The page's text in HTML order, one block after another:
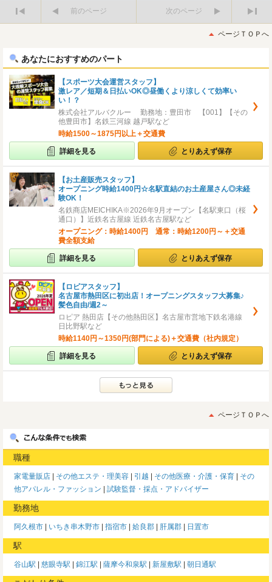
前のページ
次のページ
後
ページＴＯＰへ
あなたにおすすめのパート
【スポーツ大会運営スタッフ】
激レア／短期＆日払いOK◎昼働くより涼しくて効率い
い！？
株式会社アルバクルー 勤務地：豊田市 【001】【その
他豊田市】名鉄三河線 越戸駅など
時給1500～1875円以上＋交通費
詳細を見る とりあえず保存
【お土産販売スタッフ】
オープニング時給1400円☆名駅直結のお土産屋さん◎未経
験OK！
名鉄商店MEICHIKA※2026年9月オープン【名駅東口（桜
通口）】近鉄名古屋線 近鉄名古屋駅など
オープニング：時給1400円 通常：時給1200円～＋交通
費全額支給
詳細を見る とりあえず保存
【ロピアスタッフ】
名古屋市熱田区に初出店！オープニングスタッフ大募集♪
髪色自由/週2～
ロピア 熱田店【その他熱田区】名古屋市営地下鉄名港線
日比野駅など
時給1140円～1350円(部門による)＋交通費（社内規定）
詳細を見る とりあえず保存
ページＴＯＰへ
職種
家電量販店 その他エステ・理美容 引越 その他医療・介護・保育
その
他アパレル・ファッション
試験監督・採点・アドバイザー
勤務地
阿久根市 いちき串木野市 指宿市 姶良郡 肝属郡 日置市
駅
谷山駅 慈眼寺駅 錦江駅 薩摩今和泉駅 新屋敷駅 朝日通駅